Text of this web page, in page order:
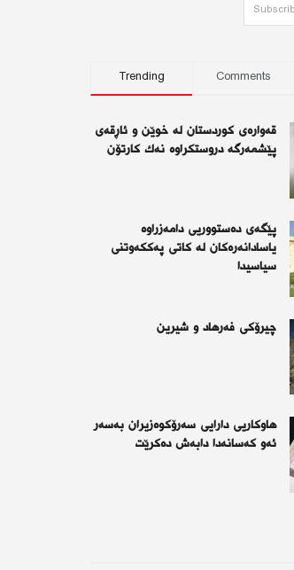
Trending Comments
قەوارەی كوردستان لە خوێن و ئاڕقەی
پێشمەرگە دروستكراوە نەك كارتۆن
پێگەی دەستووریی دامەزراوە
یاسادانەرەكان لە كاتی پەككەوتنی
سیاسیدا
چیرۆكی فەرهاد و شیرین
هاوکاریی دارایی سەرۆکوەزیران بەسەر
ئەو كەسانەدا دابەش دەکرێت